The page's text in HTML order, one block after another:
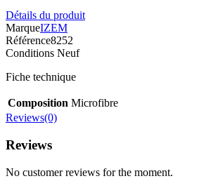
Détails du produit
MarqueIZEM
Référence8252
Conditions Neuf
Fiche technique
Composition Microfibre
Reviews(0)
Reviews
No customer reviews for the moment.